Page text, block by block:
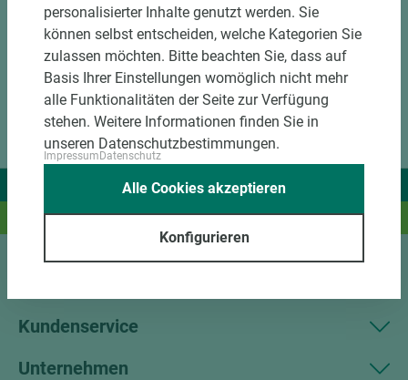
Wir liefern Ideen.
Und das passende Holz dazu.
Kundenservice
Unternehmen
personalisierter Inhalte genutzt werden. Sie
können selbst entscheiden, welche Kategorien Sie
zulassen möchten. Bitte beachten Sie, dass auf
Basis Ihrer Einstellungen womöglich nicht mehr
alle Funktionalitäten der Seite zur Verfügung
stehen. Weitere Informationen finden Sie in
unseren Datenschutzbestimmungen.
ImpressumDatenschutz
Konfigurieren
Alle Cookies akzeptieren